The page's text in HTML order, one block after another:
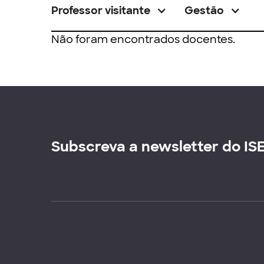
Professor visitante Gestão
Não foram encontrados docentes.
Subscreva a newsletter do